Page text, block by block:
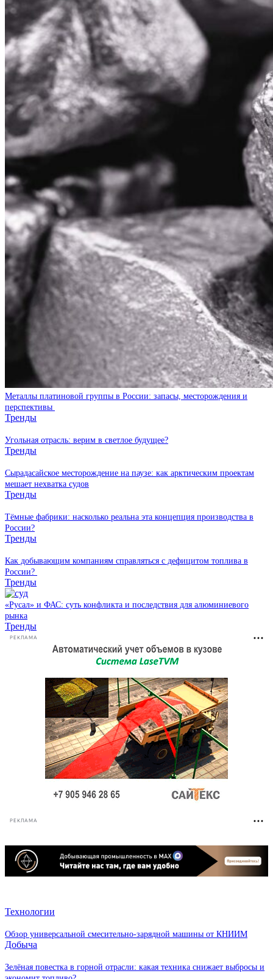
Металлы платиновой группы в России: запасы, месторождения и
перспективы
Тренды
Угольная отрасль: верим в светлое будущее?
Тренды
Сырадасайское месторождение на паузе: как арктическим проектам
мешает нехватка судов
Тренды
Тёмные фабрики: насколько реальна эта концепция производства в
России?
Тренды
Как добывающим компаниям справляться с дефицитом топлива в
России?
Тренды
«Русал» и ФАС: суть конфликта и последствия для алюминиевого
рынка
Тренды
РЕКЛАМА
РЕКЛАМА
Технологии
Обзор универсальной смесительно-зарядной машины от КНИИМ
Добыча
Зелёная повестка в горной отрасли: какая техника снижает выбросы и